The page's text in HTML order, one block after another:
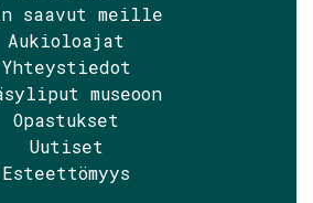
saavut meille
Aukioloajat
Yhteystiedot
museoon
Opastukset
Uutiset
Esteettömyys